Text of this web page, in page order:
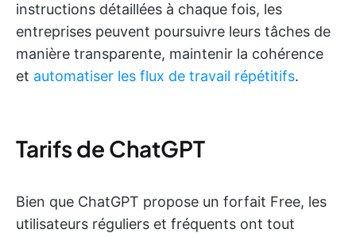
instructions détaillées à chaque fois, les
entreprises peuvent poursuivre leurs tâches de
manière transparente, maintenir la cohérence
et automatiser les flux de travail répétitifs.
Tarifs de ChatGPT
Bien que ChatGPT propose un forfait Free, les
utilisateurs réguliers et fréquents ont tout